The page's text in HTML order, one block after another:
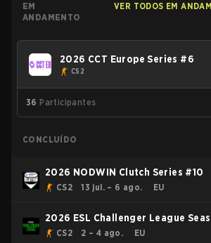
EM
ANDAMENTO
VER TODOS EM
2026 CCT Europe Series #6
CS2
36 Participantes
CONCLUÍDO
2026 NODWIN Clutch Series #10
CS2 13 jul. – 6 ago. EU
2026 ESL Challenger League
- Cup #2
CS2 2 – 4 ago. EU